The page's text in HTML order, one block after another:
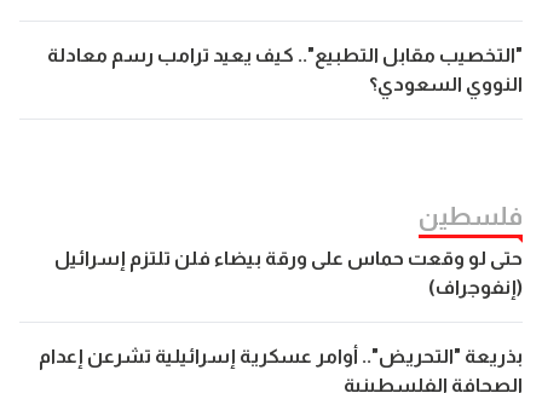
"التخصيب مقابل التطبيع".. كيف يعيد ترامب رسم معادلة
النووي السعودي؟
فلسطين
حتى لو وقعت حماس على ورقة بيضاء فلن تلتزم إسرائيل
(إنفوجراف)
بذريعة "التحريض".. أوامر عسكرية إسرائيلية تشرعن إعدام
الصحافة الفلسطينية